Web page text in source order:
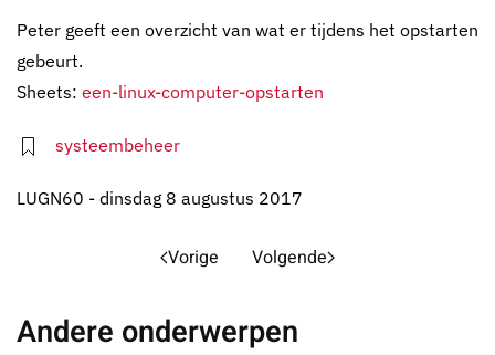
Peter geeft een overzicht van wat er tijdens het opstarten
gebeurt.
Sheets: een-linux-computer-opstarten
systeembeheer
LUGN60 - dinsdag 8 augustus 2017
Vorige Volgende
Andere onderwerpen